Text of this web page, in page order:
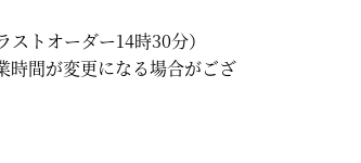
トオーダー14時30分）
間が変更になる場合がござ